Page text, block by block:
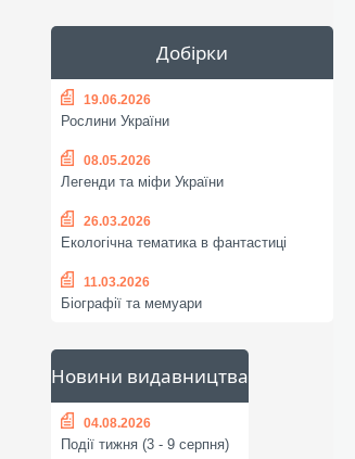
Добірки
19.06.2026
Рослини України
08.05.2026
Легенди та міфи України
26.03.2026
Екологічна тематика в фантастиці
11.03.2026
Біографії та мемуари
Новини видавництва
04.08.2026
Події тижня (3 - 9 серпня)